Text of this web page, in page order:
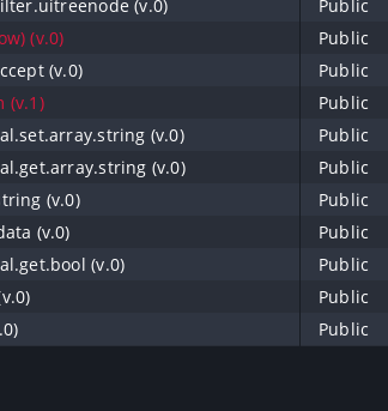
(v.0) Public
(v.0) Public
(v.0) Public
(v.1) Public
(v.0) Public
(v.0) Public
(v.0) Public
(v.0) Public
(v.0) Public
Public
Public